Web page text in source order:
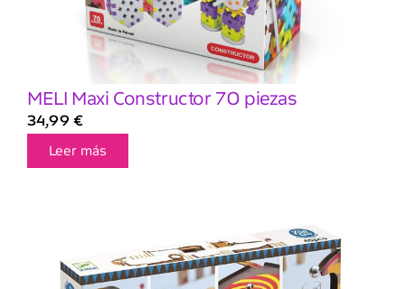
MELI Maxi Constructor 70 piezas
34,99 €
Leer más